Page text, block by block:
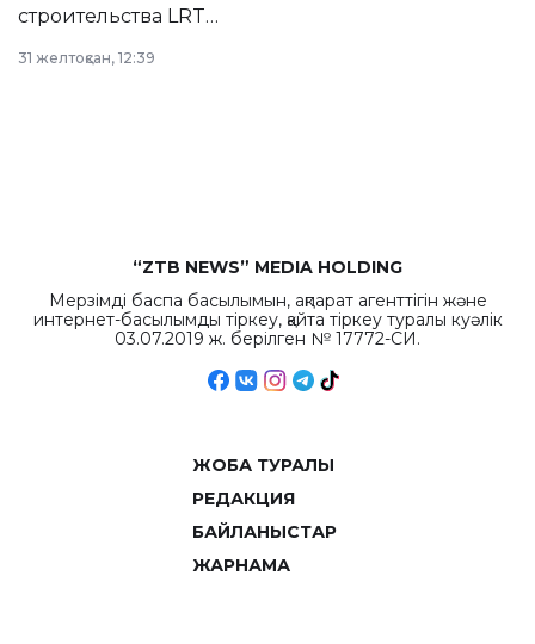
строительства LRT
республиканского
31 желтоқсан, 12:39
“ZTB NEWS” MEDIA HOLDING
Мерзімді баспа басылымын, ақпарат агенттігін және
интернет-басылымды тіркеу, қайта тіркеу туралы куәлік
03.07.2019 ж. берілген № 17772-СИ.
ЖОБА ТУРАЛЫ
РЕДАКЦИЯ
БАЙЛАНЫСТАР
ЖАРНАМА